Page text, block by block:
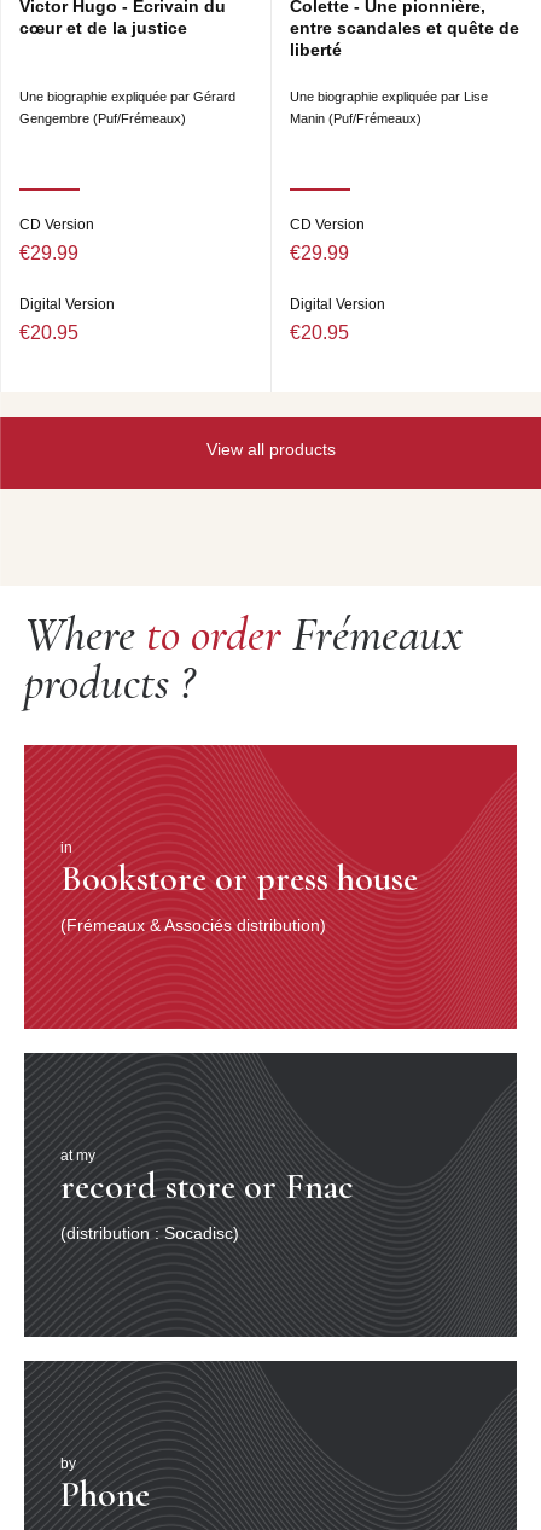
Victor Hugo - Ecrivain du
cœur et de la justice
Une biographie expliquée par Gérard
Gengembre (Puf/Frémeaux)
CD Version
€29.99
Digital Version
€20.95
Colette - Une pionnière,
entre scandales et quête de
liberté
Une biographie expliquée par Lise
Manin (Puf/Frémeaux)
CD Version
€29.99
Digital Version
€20.95
View all products
Where to orderFrémeaux
products ?
by
Phone
in
Bookstore or press house
(Frémeaux & Associés distribution)
at my
record store or Fnac
(distribution : Socadisc)